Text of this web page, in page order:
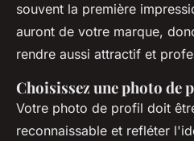
souvent la première
auront de votre marque,
rendre aussi attractif et
Choisissez une photo de
Votre photo de profil doit
reconnaissable et refléter